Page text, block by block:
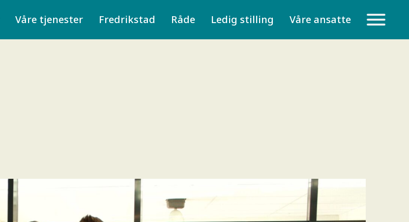
Våre tjenester Fredrikstad Råde Ledig stilling Våre ansatte